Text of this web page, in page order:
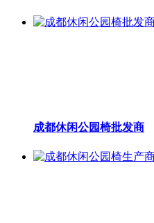
成都休闲公园椅批发商